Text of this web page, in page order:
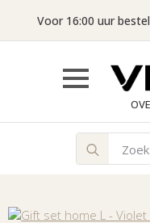
Voor 16:00 uur
Search
for: